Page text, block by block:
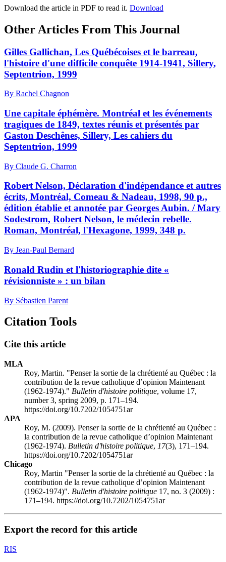
Download the article in PDF to read it. Download
Other Articles From This Journal
Gilles Gallichan, Les Québécoises et le barreau,
l'histoire d'une difficile conquête 1914-1941, Sillery,
Septentrion, 1999
By Rachel Chagnon
Une capitale éphémère. Montréal et les événements
tragiques de 1849, textes réunis et présentés par
Gaston Deschênes, Sillery, Les cahiers du
Septentrion, 1999
By Claude G. Charron
Robert Nelson, Déclaration d'indépendance et autres
écrits, Montréal, Comeau & Nadeau, 1998, 90 p.,
édition établie et annotée par Georges Aubin. / Mary
Sodestrom, Robert Nelson, le médecin rebelle.
Roman, Montréal, l'Hexagone, 1999, 348 p.
By Jean-Paul Bernard
Ronald Rudin et l'historiographie dite «
révisionniste » : un bilan
By Sébastien Parent
Citation Tools
Cite this article
MLA
Roy, Martin. "Penser la sortie de la chrétienté au Québec : la
contribution de la revue catholique d’opinion Maintenant
(1962-1974)." Bulletin d'histoire politique, volume 17,
number 3, spring 2009, p. 171–194.
https://doi.org/10.7202/1054751ar
APA
Roy, M. (2009). Penser la sortie de la chrétienté au Québec :
la contribution de la revue catholique d’opinion Maintenant
(1962-1974). Bulletin d'histoire politique, 17(3), 171–194.
https://doi.org/10.7202/1054751ar
Chicago
Roy, Martin "Penser la sortie de la chrétienté au Québec : la
contribution de la revue catholique d’opinion Maintenant
(1962-1974)". Bulletin d'histoire politique 17, no. 3 (2009) :
171–194. https://doi.org/10.7202/1054751ar
Export the record for this article
RIS